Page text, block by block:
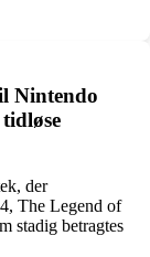
Nintendo
der
The Legend of
stadig betragtes